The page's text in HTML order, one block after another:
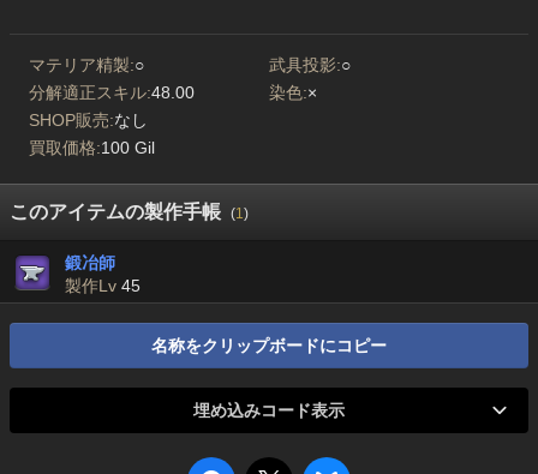
マテリア精製:○ 武具投影:○
分解適正スキル:48.00 染色:×
SHOP販売:なし
買取価格:100 Gil
このアイテムの製作手帳 (1)
鍛冶師
製作Lv 45
名称をクリップボードにコピー
埋め込みコード表示